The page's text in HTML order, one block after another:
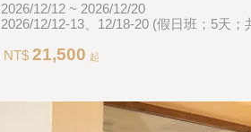
2026/12/12 ~ 2026/12/20
2026/12/12-13、12/18-20 (假日班；5天；
NT$ 21,500 起